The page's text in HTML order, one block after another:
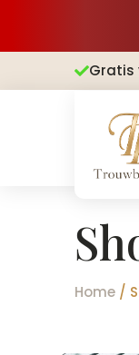
Gratis
Home /